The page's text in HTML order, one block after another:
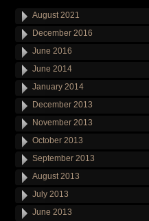
August 2021
December 2016
June 2016
June 2014
January 2014
December 2013
November 2013
October 2013
September 2013
August 2013
July 2013
June 2013